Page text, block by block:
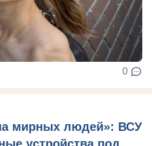
0
мирных людей»: ВСУ